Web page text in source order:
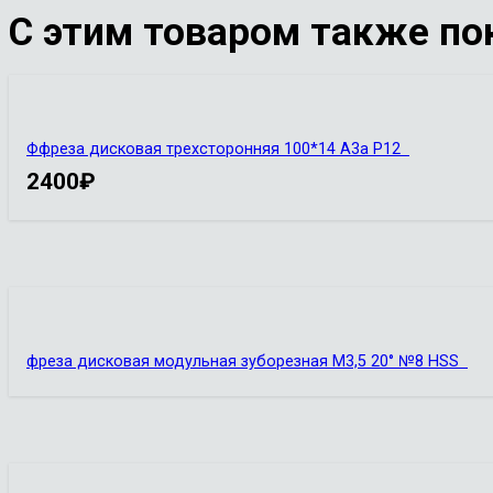
С этим товаром также
Ффреза дисковая трехсторонняя 100*14 А3а Р12
2400₽
фреза дисковая модульная зуборезная М3,5 20° №8 HSS